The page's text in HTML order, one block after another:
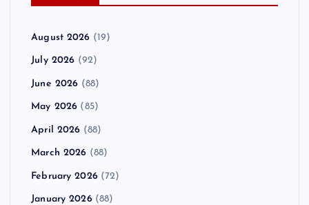
August 2026 (19)
July 2026 (92)
June 2026 (88)
May 2026 (85)
April 2026 (88)
March 2026 (88)
February 2026(72)
January 2026(88)